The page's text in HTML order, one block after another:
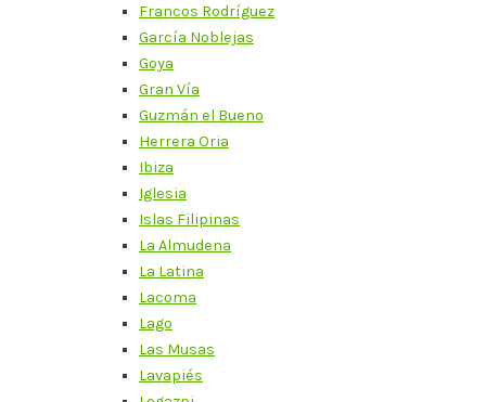
Francos Rodríguez
García Noblejas
Goya
Gran Vía
Guzmán el Bueno
Herrera Oria
Ibiza
Iglesia
Islas Filipinas
La Almudena
La Latina
Lacoma
Lago
Las Musas
Lavapiés